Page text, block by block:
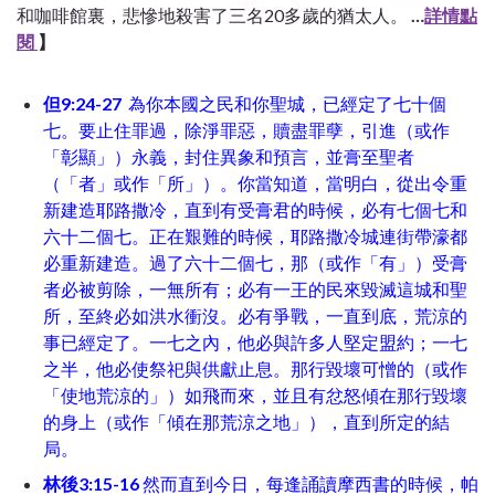
和咖啡館裏，悲慘地殺害了三名20多歲的猶太人。
詳情點
閱 】
但9:24-27 為你本國之民和你聖城，已經定了七十個
七。要止住罪過，除淨罪惡，贖盡罪孽，引進（或作
「彰顯」）永義，封住異象和預言，並膏至聖者
（「者」或作「所」）。你當知道，當明白，從出令重
新建造耶路撒冷，直到有受膏君的時候，必有七個七和
六十二個七。正在艱難的時候，耶路撒冷城連街帶濠都
必重新建造。過了六十二個七，那（或作「有」）受膏
者必被剪除，一無所有；必有一王的民來毀滅這城和聖
所，至終必如洪水衝沒。必有爭戰，一直到底，荒涼的
事已經定了。一七之內，他必與許多人堅定盟約；一七
之半，他必使祭祀與供獻止息。那行毀壞可憎的（或作
「使地荒涼的」）如飛而來，並且有忿怒傾在那行毀壞
的身上（或作「傾在那荒涼之地」），直到所定的結
局。
林後3:15-16然而直到今日，每逢誦讀摩西書的時候，帕